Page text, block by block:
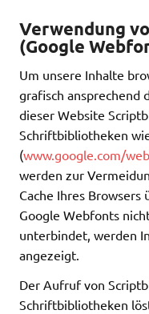
Verwendung
(Google
Um unsere Inhalte
grafisch ansprechend
dieser Website
Schriftbibliotheken
(www.google.com/
werden zur
Cache Ihres Browsers
Google Webfonts
unterbindet, werden
angezeigt.
Der Aufruf von
Schriftbibliotheken